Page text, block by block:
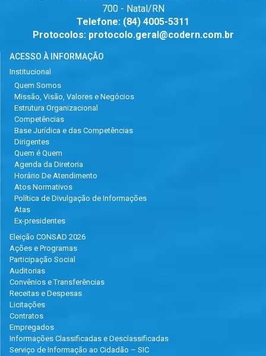
700 - Natal/RN
Telefone: (84) 4005-5311
Protocolos: protocolo.geral@codern.com.br
ACESSO À INFORMAÇÃO
Institucional
Quem Somos
Missão, Visão, Valores e Negócios
Estrutura Organizacional
Competências
Base Jurídica e das Competências
Dirigentes
Quem é Quem
Agenda da Diretoria
Horário De Atendimento
Atos Normativos
Política de Divulgação de Informações
Atas
Ex-presidentes
Eleição CONSAD 2026
Ações e Programas
Participação Social
Auditorias
Convênios e Transferências
Receitas e Despesas
Licitações
Contratos
Empregados
Informações Classificadas e Desclassificadas
Serviço de Informação ao Cidadão – SIC